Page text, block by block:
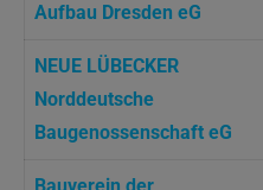
Aufbau Dresden eG
NEUE LÜBECKER
Norddeutsche
Baugenossenschaft eG